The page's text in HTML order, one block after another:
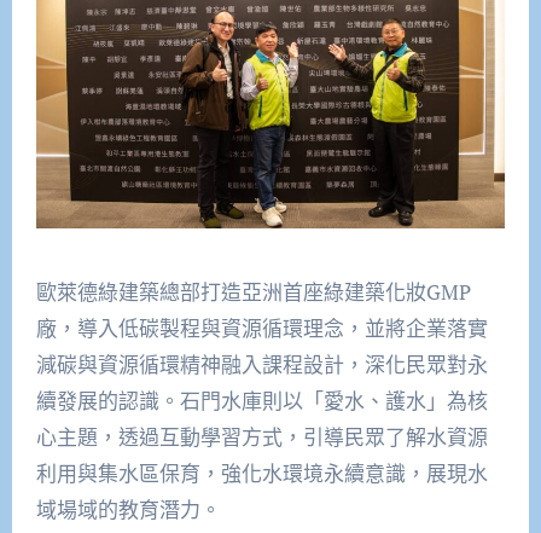
歐萊德綠建築總部打造亞洲首座綠建築化妝GMP
廠，導入低碳製程與資源循環理念，並將企業落實
減碳與資源循環精神融入課程設計，深化民眾對永
續發展的認識。石門水庫則以「愛水、護水」為核
心主題，透過互動學習方式，引導民眾了解水資源
利用與集水區保育，強化水環境永續意識，展現水
域場域的教育潛力。